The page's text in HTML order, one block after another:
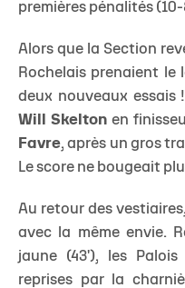
premières pénalités (10-
Alors que la Section
Rochelais prenaient le
deux nouveaux essais
Will Skelton en
Favre, après un gros
Le score ne bougeait
Au retour des
avec la même envie.
jaune (43'), les
reprises par la